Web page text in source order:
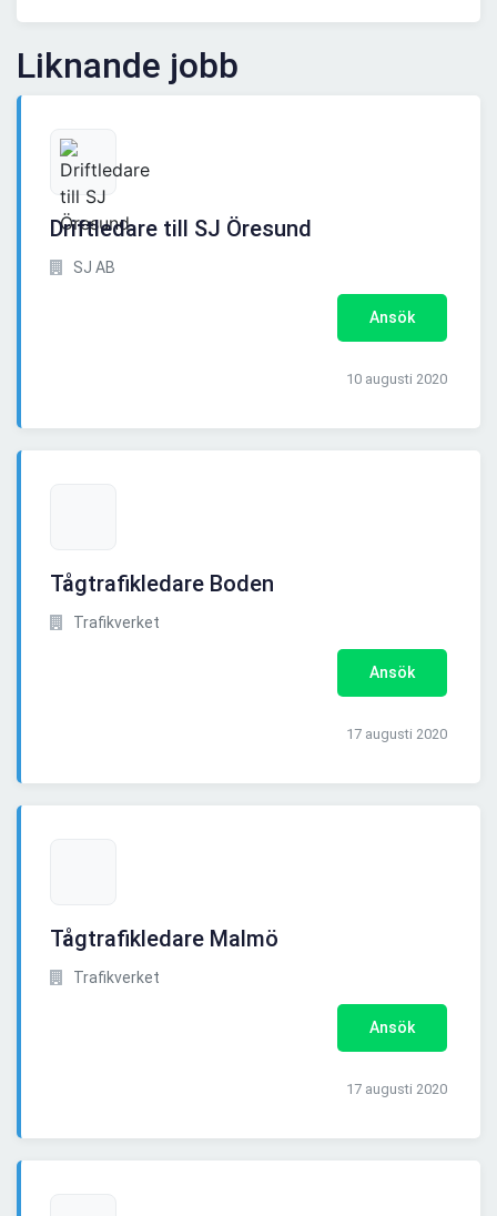
Liknande jobb
Driftledare till SJ Öresund
SJ AB
Ansök
10 augusti 2020
Tågtrafikledare Boden
Trafikverket
Ansök
17 augusti 2020
Tågtrafikledare Malmö
Trafikverket
Ansök
17 augusti 2020